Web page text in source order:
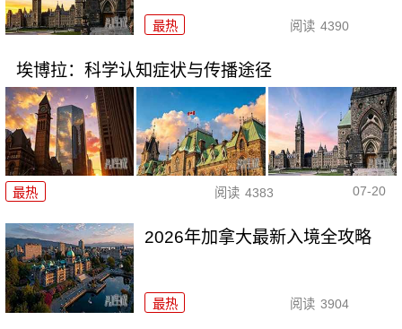
最热 阅读 4390
埃博拉：科学认知症状与传播途径
最热 阅读 4383 07-20
2026年加拿大最新入境全攻略
最热 阅读 3904